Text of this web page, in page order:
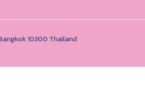
10300 Thailand